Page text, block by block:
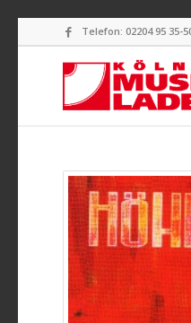
Telefon: 02204 95 35-